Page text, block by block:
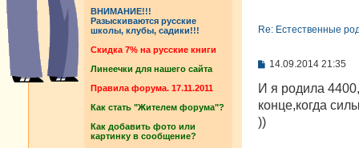
ВНИМАНИЕ!!!
Разыскиваются русские
школы, клубы, садики!!!
Cкидка 7% на русские книги
Линеечки для нашего сайта
Правила форума. 17.11.2011
Как стать "Жителем форума"?
Как добавить фото или
картинку в сообщение?
Re: Естественные
С
о
щ
14.09.2014 21:35
И я родила
конце,когда
))